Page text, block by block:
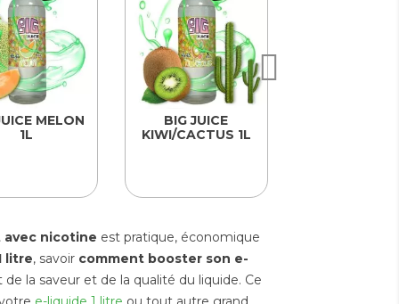
E-liquide 1L prêt à
MELON
1L
BIG JUICE
KIWI/CACTUS 1L
avec nicotine est pratique, économique
litre, savoir comment booster son e-
la saveur et de la qualité du liquide. Ce